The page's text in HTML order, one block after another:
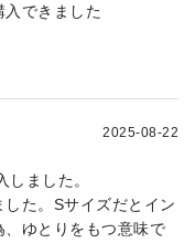
入できました
2025-08-22
ました。
た。Sサイズだとイン
ゆとりをもつ意味で